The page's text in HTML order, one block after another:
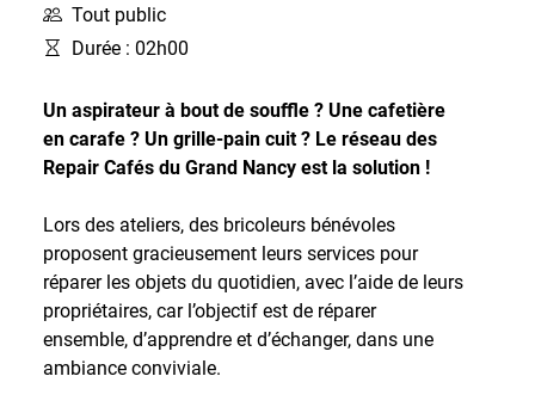
Tout public
Durée : 02h00
Un aspirateur à bout de souffle ? Une cafetière
en carafe ? Un grille-pain cuit ? Le réseau des
Repair Cafés du Grand Nancy est la solution !
Lors des ateliers, des bricoleurs bénévoles
proposent gracieusement leurs services pour
réparer les objets du quotidien, avec l’aide de leurs
propriétaires, car l’objectif est de réparer
ensemble, d’apprendre et d’échanger, dans une
ambiance conviviale.